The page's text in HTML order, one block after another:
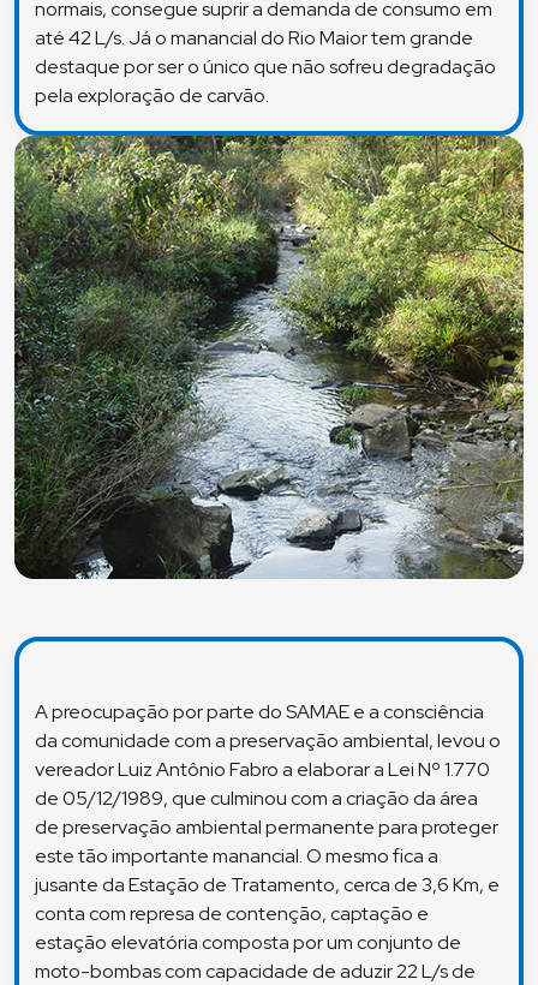
normais, consegue suprir a demanda de consumo em
até 42 L/s. Já o manancial do Rio Maior tem grande
destaque por ser o único que não sofreu degradação
pela exploração de carvão.
A preocupação por parte do SAMAE e a consciência
da comunidade com a preservação ambiental, levou o
vereador Luiz Antônio Fabro a elaborar a Lei Nº 1.770
de 05/12/1989, que culminou com a criação da área
de preservação ambiental permanente para proteger
este tão importante manancial. O mesmo fica a
jusante da Estação de Tratamento, cerca de 3,6 Km, e
conta com represa de contenção, captação e
estação elevatória composta por um conjunto de
moto-bombas com capacidade de aduzir 22 L/s de